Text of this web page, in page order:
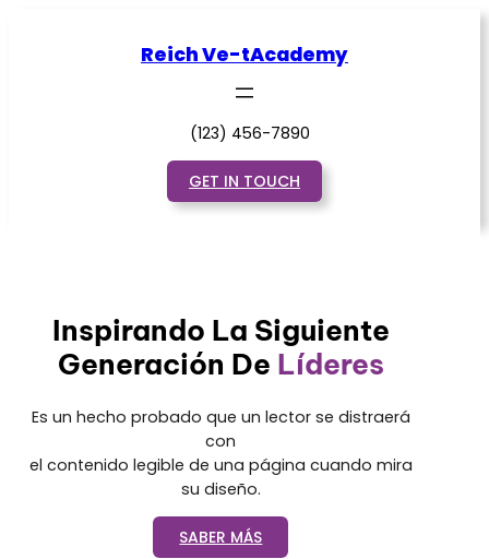
Reich Ve-tAcademy
(123) 456-7890
GET IN TOUCH
Inspirando La Siguiente
Generación De Líderes
Es un hecho probado que un lector se distraerá
con
el contenido legible de una página cuando mira
su diseño.
SABER MÁS